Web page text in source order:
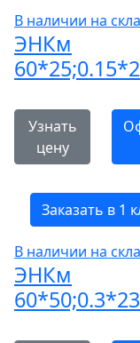
В наличии на
ЭНКм
Узнать
цену
Заказать в 1
В наличии на
ЭНКм